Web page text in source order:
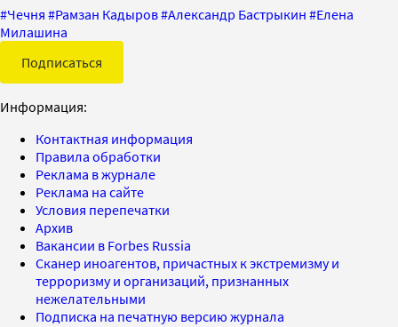
#Чечня #Рамзан Кадыров#Александр Бастрыкин #Елена
Милашина
Подписаться
Информация:
Контактная информация
Правила обработки
Реклама в журнале
Реклама на сайте
Условия перепечатки
Архив
Вакансии в Forbes Russia
Сканер иноагентов, причастных к экстремизму и
терроризму и организаций, признанных
нежелательными
Подписка на печатную версию журнала